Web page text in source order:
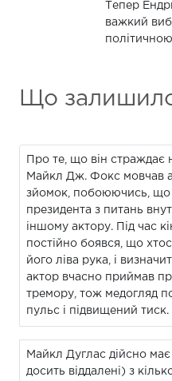
Тепер
важкий
Що
Про те, що він страждає
Майкл Дж. Фокс мовчав
зйомок, побоюючись, що
президента з питань
іншому актору. Під час
постійно боявся, що
його ліва рука, і
актор вчасно приймав
тремору, тож медогляд
пульс і підвищений тиск.
Майкл Дуглас дійсно має
досить віддалені) з